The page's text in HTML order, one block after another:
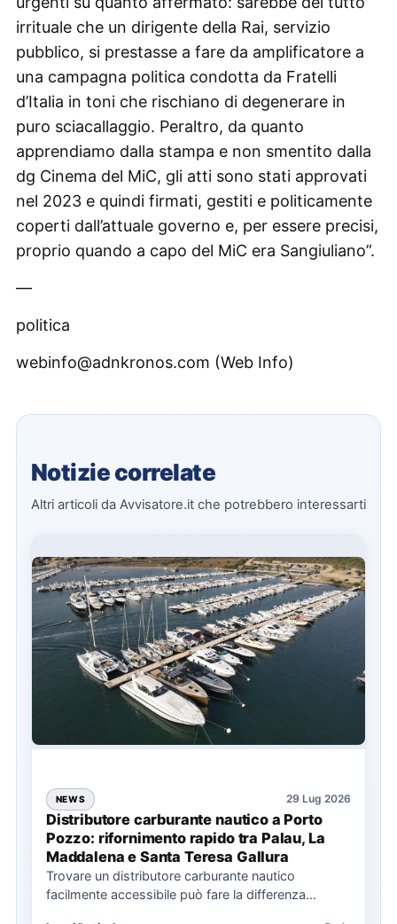
irrituale che un dirigente della Rai, servizio
pubblico, si prestasse a fare da amplificatore a
una campagna politica condotta da Fratelli
d’Italia in toni che rischiano di degenerare in
puro sciacallaggio. Peraltro, da quanto
apprendiamo dalla stampa e non smentito dalla
dg Cinema del MiC, gli atti sono stati approvati
nel 2023 e quindi firmati, gestiti e politicamente
coperti dall’attuale governo e, per essere precisi,
proprio quando a capo del MiC era Sangiuliano”.
—
politica
webinfo@adnkronos.com (Web Info)
Notizie correlate
Altri articoli da Avvisatore.it che potrebbero interessarti
NEWS 29 Lug 2026
Distributore carburante nautico a Porto
Pozzo: rifornimento rapido tra Palau, La
Maddalena e Santa Teresa Gallura
Trovare un distributore carburante nautico
facilmente accessibile può fare la differenza